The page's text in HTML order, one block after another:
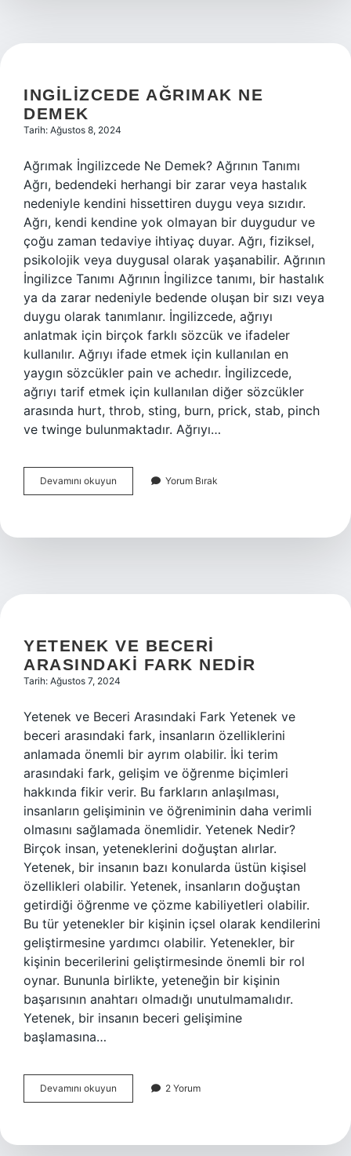
INGILIZCEDE AĞRIMAK NE
DEMEK
Tarih: Ağustos 8, 2024
Ağrımak İngilizcede Ne Demek? Ağrının Tanımı
Ağrı, bedendeki herhangi bir zarar veya hastalık
nedeniyle kendini hissettiren duygu veya sızıdır.
Ağrı, kendi kendine yok olmayan bir duygudur ve
çoğu zaman tedaviye ihtiyaç duyar. Ağrı, fiziksel,
psikolojik veya duygusal olarak yaşanabilir. Ağrının
İngilizce Tanımı Ağrının İngilizce tanımı, bir hastalık
ya da zarar nedeniyle bedende oluşan bir sızı veya
duygu olarak tanımlanır. İngilizcede, ağrıyı
anlatmak için birçok farklı sözcük ve ifadeler
kullanılır. Ağrıyı ifade etmek için kullanılan en
yaygın sözcükler pain ve achedır. İngilizcede,
ağrıyı tarif etmek için kullanılan diğer sözcükler
arasında hurt, throb, sting, burn, prick, stab, pinch
ve twinge bulunmaktadır. Ağrıyı…
Devamını okuyun Ingilizcede
ağrımak
Yorum Bırak
YETENEK VE BECERI
ARASINDAKI FARK NEDIR
Tarih: Ağustos 7, 2024
Yetenek ve Beceri Arasındaki Fark Yetenek ve
beceri arasındaki fark, insanların özelliklerini
anlamada önemli bir ayrım olabilir. İki terim
arasındaki fark, gelişim ve öğrenme biçimleri
hakkında fikir verir. Bu farkların anlaşılması,
insanların gelişiminin ve öğreniminin daha verimli
olmasını sağlamada önemlidir. Yetenek Nedir?
Birçok insan, yeteneklerini doğuştan alırlar.
Yetenek, bir insanın bazı konularda üstün kişisel
özellikleri olabilir. Yetenek, insanların doğuştan
getirdiği öğrenme ve çözme kabiliyetleri olabilir.
Bu tür yetenekler bir kişinin içsel olarak kendilerini
geliştirmesine yardımcı olabilir. Yetenekler, bir
kişinin becerilerini geliştirmesinde önemli bir rol
oynar. Bununla birlikte, yeteneğin bir kişinin
başarısının anahtarı olmadığı unutulmamalıdır.
Yetenek, bir insanın beceri gelişimine
başlamasına…
Devamını okuyun Yetenek
ve
fark
2 Yorum